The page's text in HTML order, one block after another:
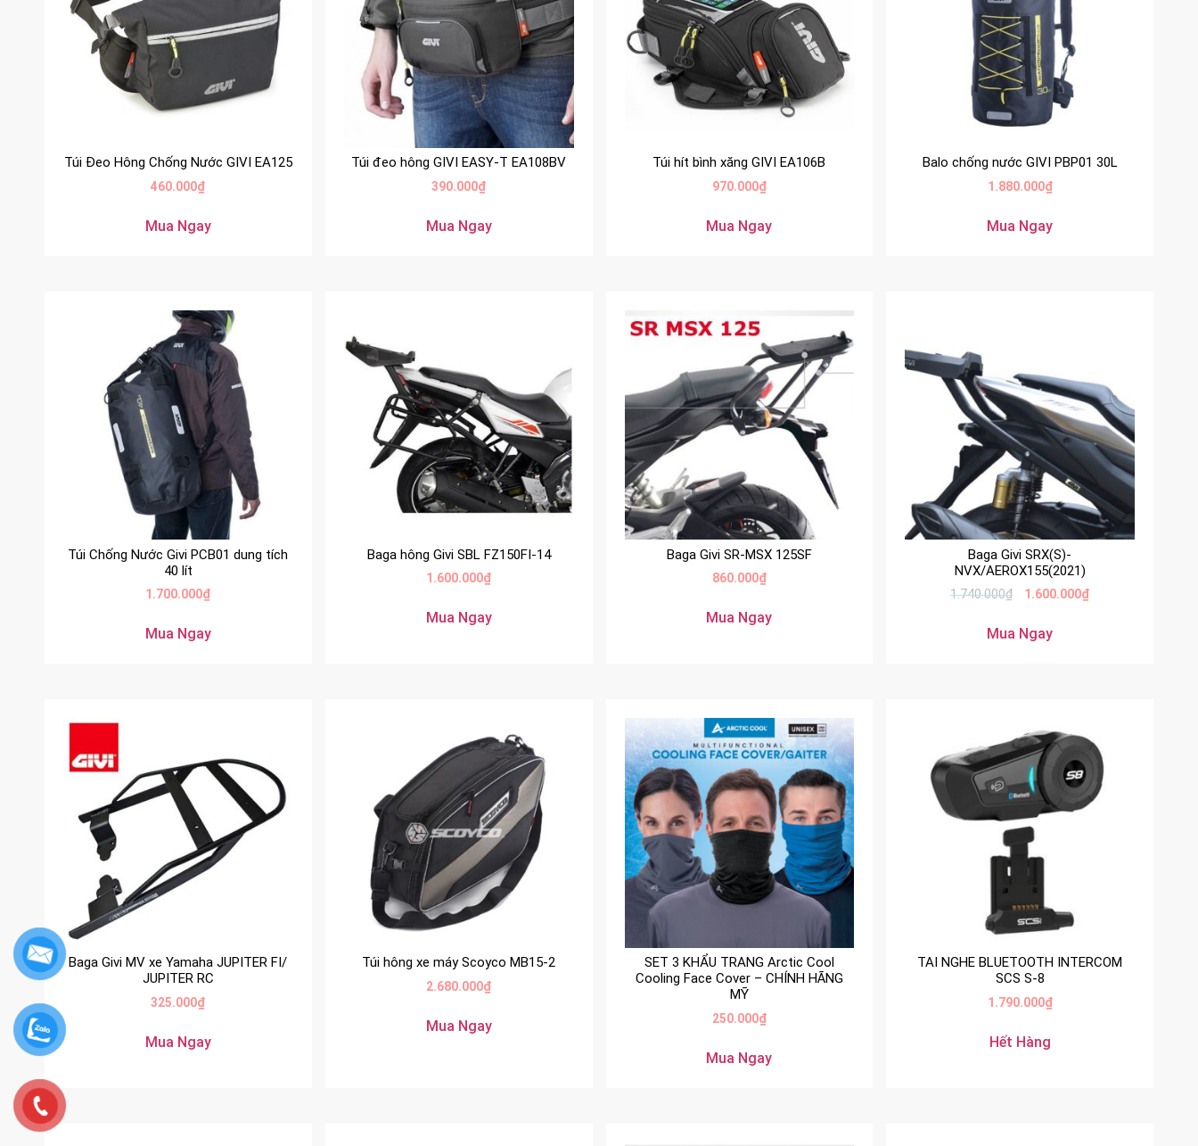
Túi Đeo Hông Chống Nước GIVI EA125
460.000₫
Mua Ngay
Túi đeo hông GIVI EASY-T EA108BV
390.000₫
Mua Ngay
Túi hít bình xăng GIVI EA106B
970.000₫
Mua Ngay
Balo chống nước GIVI PBP01 30L
1.880.000₫
Mua Ngay
Túi Chống Nước Givi PCB01 dung tích
40 lít
1.700.000₫
Mua Ngay
Baga hông Givi SBL FZ150FI-14
1.600.000₫
Mua Ngay
Baga Givi SR-MSX 125SF
860.000₫
Mua Ngay
Baga Givi SRX(S)-
NVX/AEROX155(2021)
1.740.000₫ 1.600.000₫
Mua Ngay
Baga Givi MV xe Yamaha JUPITER FI/
JUPITER RC
325.000₫
Mua Ngay
Túi hông xe máy Scoyco MB15-2
2.680.000₫
Mua Ngay
SET 3 KHẨU TRANG Arctic Cool
Cooling Face Cover – CHÍNH HÃNG
MỸ
250.000₫
Mua Ngay
TAI NGHE BLUETOOTH INTERCOM
SCS S-8
1.790.000₫
Hết Hàng